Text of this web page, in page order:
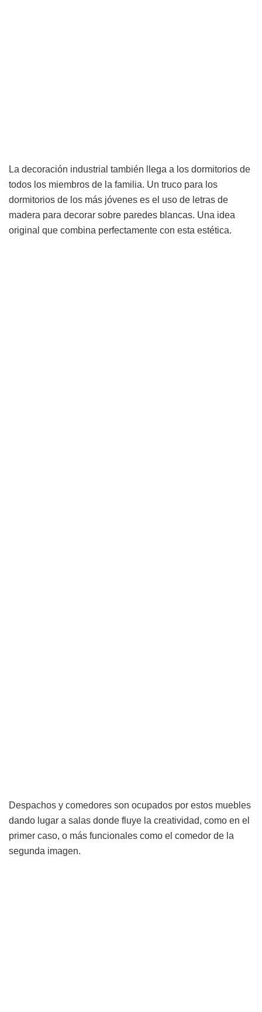
La decoración industrial también llega a los dormitorios de
todos los miembros de la familia. Un truco para los
dormitorios de los más jóvenes es el uso de letras de
madera para decorar sobre paredes blancas. Una idea
original que combina perfectamente con esta estética.
Despachos y comedores son ocupados por estos muebles
dando lugar a salas donde fluye la creatividad, como en el
primer caso, o más funcionales como el comedor de la
segunda imagen.